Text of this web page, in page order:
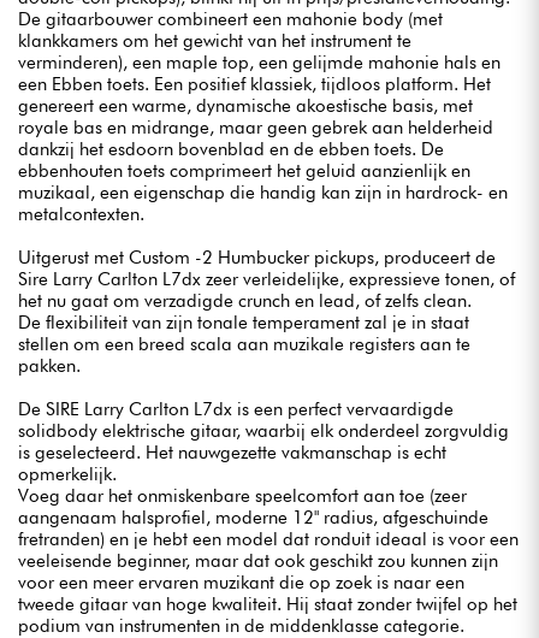
De gitaarbouwer combineert een mahonie body (met
klankkamers om het gewicht van het instrument te
verminderen), een maple top, een gelijmde mahonie hals en
een Ebben toets. Een positief klassiek, tijdloos platform. Het
genereert een warme, dynamische akoestische basis, met
royale bas en midrange, maar geen gebrek aan helderheid
dankzij het esdoorn bovenblad en de ebben toets. De
ebbenhouten toets comprimeert het geluid aanzienlijk en
muzikaal, een eigenschap die handig kan zijn in hardrock- en
metalcontexten.
Uitgerust met Custom -2 Humbucker pickups, produceert de
Sire Larry Carlton L7dx zeer verleidelijke, expressieve tonen, of
het nu gaat om verzadigde crunch en lead, of zelfs clean.
De flexibiliteit van zijn tonale temperament zal je in staat
stellen om een breed scala aan muzikale registers aan te
pakken.
De SIRE Larry Carlton L7dx is een perfect vervaardigde
solidbody elektrische gitaar, waarbij elk onderdeel zorgvuldig
is geselecteerd. Het nauwgezette vakmanschap is echt
opmerkelijk.
Voeg daar het onmiskenbare speelcomfort aan toe (zeer
aangenaam halsprofiel, moderne 12" radius, afgeschuinde
fretranden) en je hebt een model dat ronduit ideaal is voor een
veeleisende beginner, maar dat ook geschikt zou kunnen zijn
voor een meer ervaren muzikant die op zoek is naar een
tweede gitaar van hoge kwaliteit. Hij staat zonder twijfel op het
podium van instrumenten in de middenklasse categorie.